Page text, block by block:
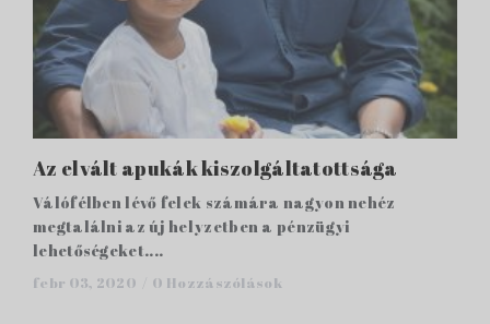
Az elvált apukák kiszolgáltatottsága
Válófélben lévő felek számára nagyon nehéz
megtalálni az új helyzetben a pénzügyi
lehetőségeket....
febr 03, 2020 / 0 Hozzászólások